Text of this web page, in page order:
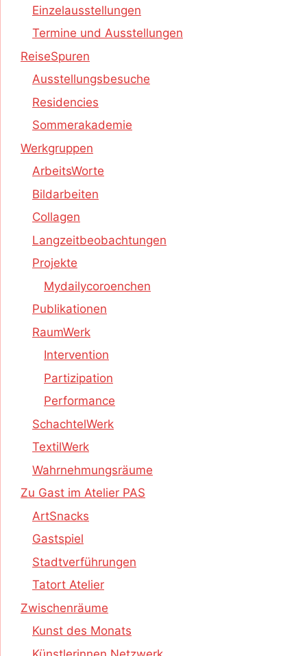
Einzelausstellungen
Termine und Ausstellungen
ReiseSpuren
Ausstellungsbesuche
Residencies
Sommerakademie
Werkgruppen
ArbeitsWorte
Bildarbeiten
Collagen
Langzeitbeobachtungen
Projekte
Mydailycoroenchen
Publikationen
RaumWerk
Intervention
Partizipation
Performance
SchachtelWerk
TextilWerk
Wahrnehmungsräume
Zu Gast im Atelier PAS
ArtSnacks
Gastspiel
Stadtverführungen
Tatort Atelier
Zwischenräume
Kunst des Monats